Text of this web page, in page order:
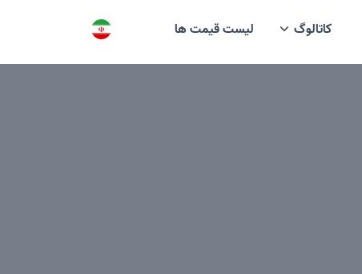
کاتالوگ لیست قیمت ها